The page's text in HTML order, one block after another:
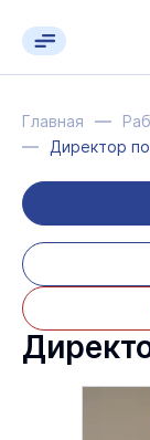
Главная
Директор